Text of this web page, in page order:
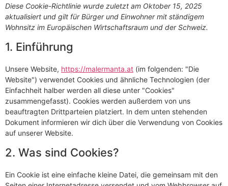
Diese Cookie-Richtlinie wurde zuletzt am Oktober 15, 2025
aktualisiert und gilt für Bürger und Einwohner mit ständigem
Wohnsitz im Europäischen Wirtschaftsraum und der Schweiz.
1. Einführung
Unsere Website, https://malermanta.at (im folgenden: "Die
Website") verwendet Cookies und ähnliche Technologien (der
Einfachheit halber werden all diese unter "Cookies"
zusammengefasst). Cookies werden außerdem von uns
beauftragten Drittparteien platziert. In dem unten stehenden
Dokument informieren wir dich über die Verwendung von Cookies
auf unserer Website.
2. Was sind Cookies?
Ein Cookie ist eine einfache kleine Datei, die gemeinsam mit den